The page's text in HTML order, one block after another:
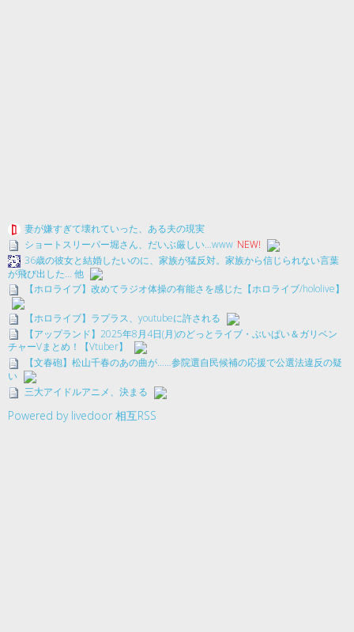
妻が嫌すぎて壊れていった、ある夫の現実
ショートスリーパー堀さん、だいぶ厳しい…www NEW!
36歳の彼女と結婚したいのに、家族が猛反対。家族から信じられない言葉
が飛び出した… 他
【ホロライブ】改めてラジオ体操の有能さを感じた【ホロライブ/hololive】
【ホロライブ】ラプラス、youtubeに許される
【アップランド】2025年8月4日(月)のどっとライブ・ぶいぱい＆ガリベン
チャーVまとめ！【Vtuber】
【文春砲】松山千春のあの曲が……参院選自民候補の応援で公選法違反の疑
い
三大アイドルアニメ、決まる
Powered by livedoor 相互RSS